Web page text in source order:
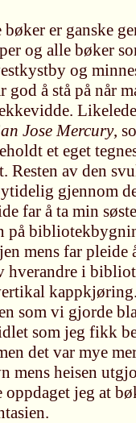
er ganske
og alle bøker
og
å stå på når
Jose Mercury,
et eget
Resten av den
gjennom
far å ta min
på
mens far pleide
hverandre i
som vi gjorde
som jeg fikk
det var mye
mens heisen
jeg at